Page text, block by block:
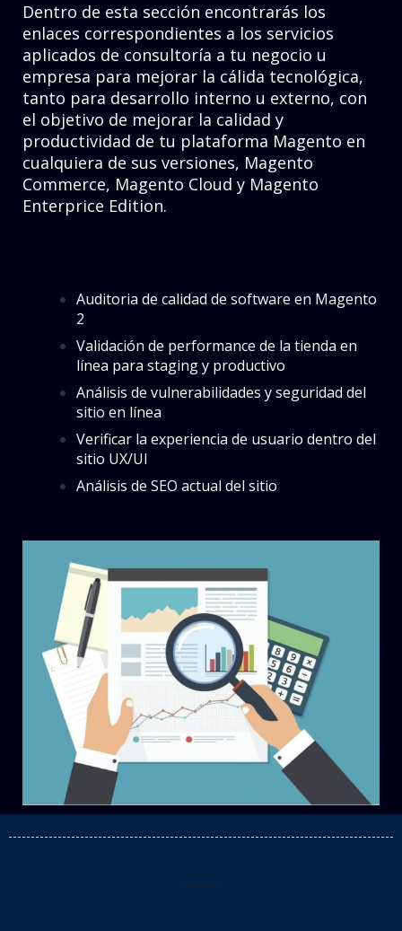
Dentro de esta sección encontrarás los
enlaces correspondientes a los servicios
aplicados de consultoría a tu negocio u
empresa para mejorar la cálida tecnológica,
tanto para desarrollo interno u externo, con
el objetivo de mejorar la calidad y
productividad de tu plataforma Magento en
cualquiera de sus versiones, Magento
Commerce, Magento Cloud y Magento
Enterprice Edition.
Auditoria de calidad de software en Magento
2
Validación de performance de la tienda en
línea para staging y productivo
Análisis de vulnerabilidades y seguridad del
sitio en línea
Verificar la experiencia de usuario dentro del
sitio UX/UI
Análisis de SEO actual del sitio